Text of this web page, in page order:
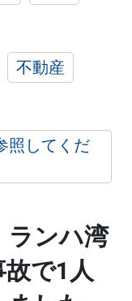
不動産
照してくだ
ランハ湾
で1人